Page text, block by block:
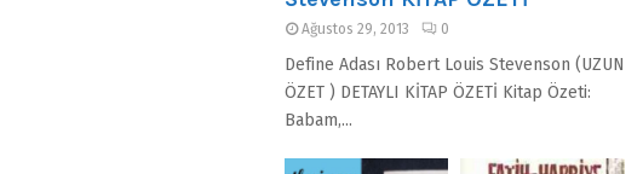
Ağustos 29, 2013 0
Define Adası Robert Louis Stevenson (UZUN
ÖZET ) DETAYLI KİTAP ÖZETİ Kitap Özeti:
Babam,...